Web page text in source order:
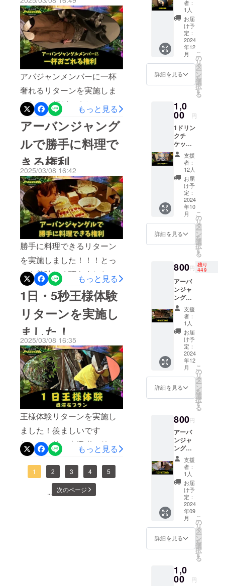
できる権利のリ
ターンを実施しま
した！
アバジャンメンバーに一杯
奢れるリターンを実施しま
した！一杯どころかいっぱ
い飲まされたようでした
もっと見る
アーバンジャング
ルで勝手に料理で
きる権利
2025/03/08 16:42
勝手に料理できるリターン
を実施しました！！！とっ
ても美味しく頂きました！
そのほかの支援者のリター
ンも随時実施したします！
もっと見る
1日・5秒王様体験
リターンを実施し
ました！
2025/03/08 16:35
王様体験リターンを実施し
ました！羨ましいです
ね。。。他の支援者のリ
ターンも随時対応させてい
ただきます！
もっと見る
1 2 3 4 5
... 次のページ
アーバ
ンジャ
ングル
の王様
として5
秒滞在
できま
す。運
が良け
れば5秒
以内に
の前で
みんな
で胴上
げ、あ
なたの
スマホ
で記念
撮影し
ます 予
約の方
法やそ
の他詳
細につ
いては
メール
にてご
案内致
2024年
12月末
日
者：
1人
お届
け予
定：
2024
年12
月
詳細を見る
こ
の
リ
タ
ー
ン
を
選
択
す
る
1,0
00 円
1ドリン
クチ
ケット
グラン
ドオー
プン
後、
アーバ
ンジャ
ングル
でドリ
ンク１
杯を提
供しま
す 予約
の方法
他詳細
につい
ては
メール
にてご
案内致
します
＊有効
期限：
2025年
12月末
支援
者：
12人
お届
け予
定：
2024
年10
月
詳細を見る
こ
の
リ
タ
ー
ン
を
選
択
す
る
800円 残り
449
アーバ
ンジャ
ングル
メン
バーの
きーむ
ら、キ
ヨ、げ
んとぉ
～、カ
ズキタ
のうち
一人に
一杯お
ごるこ
とがで
利 ＊有
効期
限：
2024年
12月末
日
支援
者：
1人
お届
け予
定：
2024
年12
月
詳細を見る
こ
の
リ
タ
ー
ン
を
選
択
す
る
800円
アーバ
ンジャ
ングル
メン
バーの
きーむ
ら、キ
ヨ、げ
んとぉ
～、カ
ズキタ
のうち
一人に
いっぱ
いおご
ること
る権利
支援
者：
1人
お届
け予
定：
2024
年09
月
詳細を見る
こ
の
リ
タ
ー
ン
を
選
択
す
る
1,0
00 円